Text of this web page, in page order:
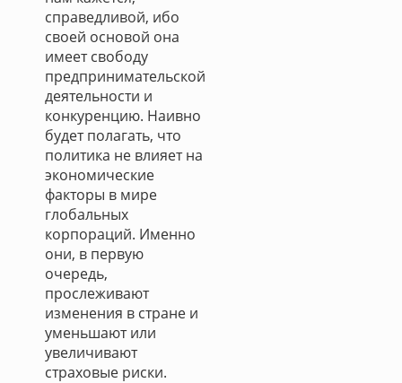
справедливой, ибо
своей основой она
имеет свободу
предпринимательской
деятельности и
конкуренцию. Наивно
будет полагать, что
политика не влияет на
экономические
факторы в мире
глобальных
корпораций. Именно
они, в первую
очередь,
прослеживают
изменения в стране и
уменьшают или
увеличивают
страховые риски.